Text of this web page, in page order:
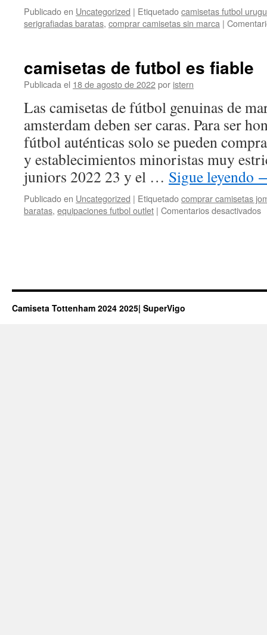
Publicado en Uncategorized | Etiquetadocamisetas futbol
serigrafiadas baratas, comprar camisetas sin marca |
camisetas de futbol es fiable
Publicada el 18 de agosto de 2022por istern
Las camisetas de fútbol genuinas de
amsterdam deben ser caras. Para ser
fútbol auténticas solo se pueden
y establecimientos minoristas muy
juniors 2022 23 y el … Sigue leyendo
Publicado en Uncategorized | Etiquetadocomprar camisetas
baratas, equipaciones futbol outlet | Comentarios desactivados
Camiseta Tottenham 2024 2025| SuperVigo